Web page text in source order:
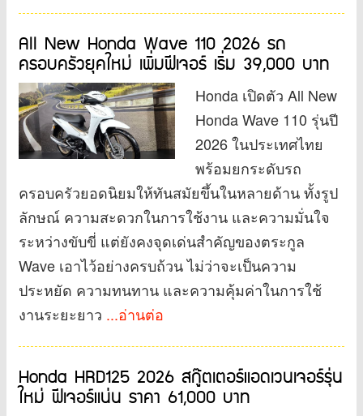
All New Honda Wave 110 2026 รถ
ครอบครัวยุคใหม่ เพิ่มฟีเจอร์ เริ่ม 39,000 บาท
Honda เปิดตัว All New
Honda Wave 110 รุ่นปี
2026 ในประเทศไทย
พร้อมยกระดับรถ
ครอบครัวยอดนิยมให้ทันสมัยขึ้นในหลายด้าน ทั้งรูป
ลักษณ์ ความสะดวกในการใช้งาน และความมั่นใจ
ระหว่างขับขี่ แต่ยังคงจุดเด่นสำคัญของตระกูล
Wave เอาไว้อย่างครบถ้วน ไม่ว่าจะเป็นความ
ประหยัด ความทนทาน และความคุ้มค่าในการใช้
งานระยะยาว ...อ่านต่อ
Honda HRD125 2026 สกู๊ตเตอร์แอดเวนเจอร์รุ่น
ใหม่ ฟีเจอร์แน่น ราคา 61,000 บาท